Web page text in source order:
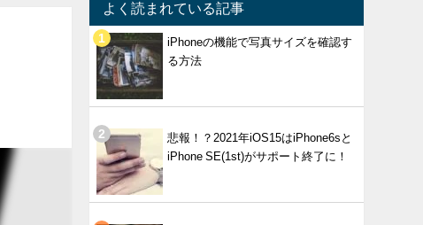
よく読まれている記事
iPhoneの機能で写真サイズを確認す
る方法
悲報！？2021年iOS15はiPhone6sと
iPhone SE(1st)がサポート終了に！